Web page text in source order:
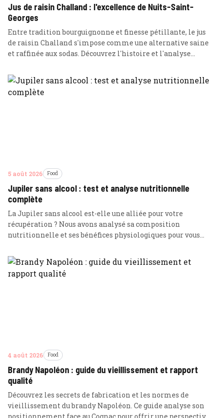
Jus de raisin Challand : l'excellence de Nuits-Saint-
Georges
Entre tradition bourguignonne et finesse pétillante, le jus
de raisin Challand s'impose comme une alternative saine
et raffinée aux sodas. Découvrez l'histoire et l'analyse
Georges.
5 août 2026 Food
Jupiler sans alcool : test et analyse nutritionnelle
complète
La Jupiler sans alcool est-elle une alliée pour votre
récupération ? Nous avons analysé sa composition
nutritionnelle et ses bénéfices physiologiques pour vous
4 août 2026 Food
Brandy Napoléon : guide du vieillissement et rapport
qualité
Découvrez les secrets de fabrication et les normes de
vieillissement du brandy Napoléon. Ce guide analyse son